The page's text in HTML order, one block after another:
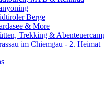
Berge
& More
Trekking &
im Chiemgau - 2. Heimat